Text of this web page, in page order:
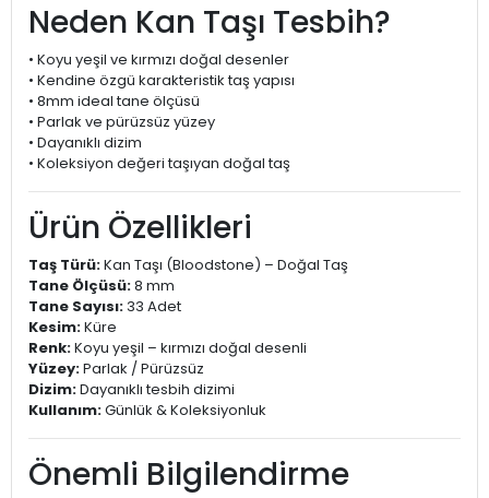
Neden Kan Taşı Tesbih?
• Koyu yeşil ve kırmızı doğal desenler
• Kendine özgü karakteristik taş yapısı
• 8mm ideal tane ölçüsü
• Parlak ve pürüzsüz yüzey
• Dayanıklı dizim
• Koleksiyon değeri taşıyan doğal taş
Ürün Özellikleri
Taş Türü:Kan Taşı (Bloodstone) – Doğal Taş
Tane Ölçüsü:8 mm
Tane Sayısı:33 Adet
Kesim:Küre
Renk:Koyu yeşil – kırmızı doğal desenli
Yüzey:Parlak / Pürüzsüz
Dizim:Dayanıklı tesbih dizimi
Kullanım:Günlük & Koleksiyonluk
Önemli Bilgilendirme